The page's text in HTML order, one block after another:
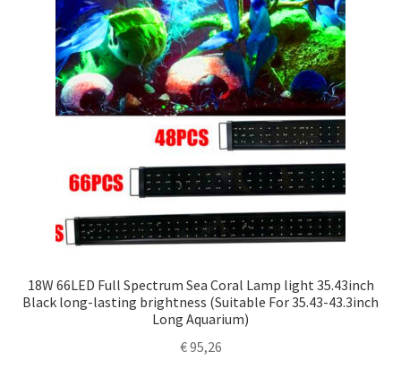
18W 66LED Full Spectrum Sea Coral Lamp light 35.43inch
Black long-lasting brightness (Suitable For 35.43-43.3inch
Long Aquarium)
€95,26